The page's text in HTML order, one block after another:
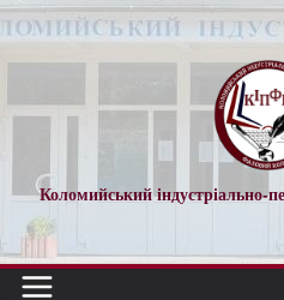
Перейти
до
Коломийський індустріально-